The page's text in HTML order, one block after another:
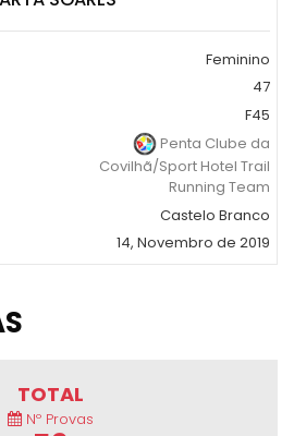
Feminino
47
F45
Penta Clube da
Covilhã/Sport Hotel Trail
Running Team
Castelo Branco
14, Novembro de 2019
TOTAL
Nº Provas